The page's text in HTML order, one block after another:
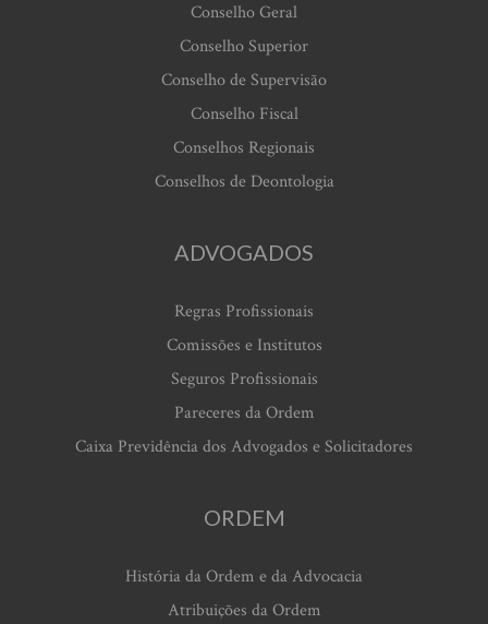
Conselho Geral
Conselho Superior
Conselho de Supervisão
Conselho Fiscal
Conselhos Regionais
Conselhos de Deontologia
ADVOGADOS
Regras Profissionais
Comissões e Institutos
Seguros Profissionais
Pareceres da Ordem
Caixa Previdência dos Advogados e Solicitadores
ORDEM
História da Ordem e da Advocacia
Atribuições da Ordem